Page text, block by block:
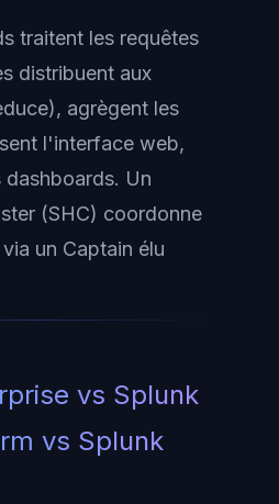
traitent les requêtes
distribuent aux
agrègent les
l'interface web,
dashboards. Un
(SHC) coordonne
un Captain élu
vs Splunk
vs Splunk